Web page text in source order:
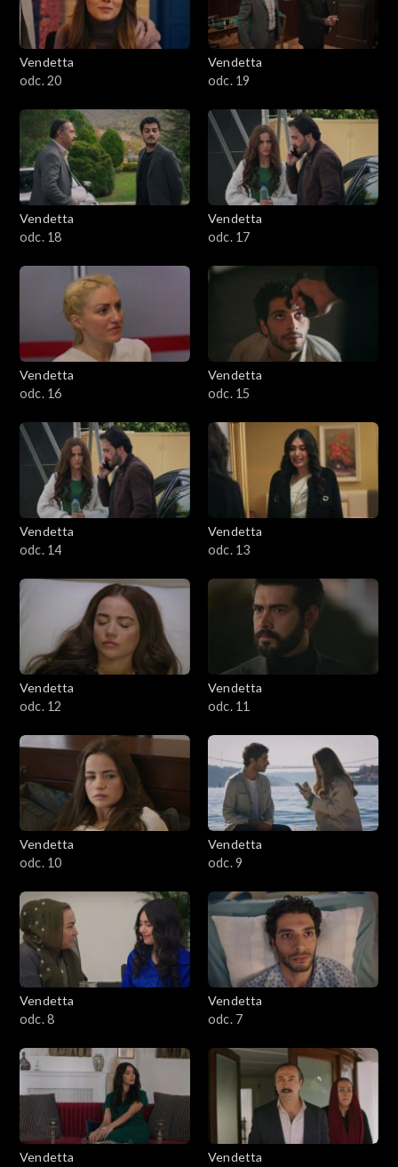
Vendetta
odc. 20
Vendetta
odc. 19
Vendetta
odc. 18
Vendetta
odc. 17
Vendetta
odc. 16
Vendetta
odc. 15
Vendetta
odc. 14
Vendetta
odc. 13
Vendetta
odc. 12
Vendetta
odc. 11
Vendetta
odc. 10
Vendetta
odc. 9
Vendetta
odc. 8
Vendetta
odc. 7
Vendetta
Vendetta